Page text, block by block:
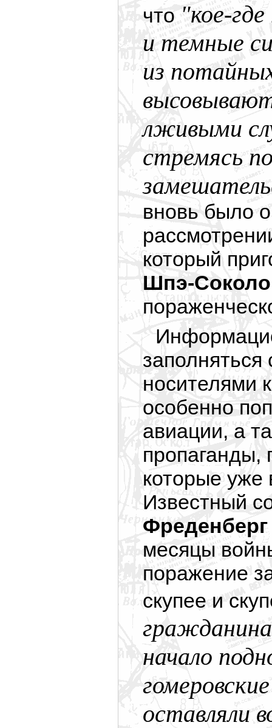
что "кое-
и темные
из
лживыми
стремясь
вновь было
который
Шпэ-
носителями
особенно
авиации, а
пропаганды,
которые уже
Известный
месяцы
поражение
скупее и
начало
оставляли